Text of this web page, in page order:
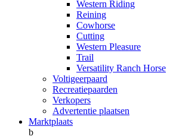
Western Riding
Reining
Cowhorse
Cutting
Western Pleasure
Trail
Versatility Ranch Horse
Voltigeerpaard
Recreatiepaarden
Verkopers
Advertentie plaatsen
Marktplaats
b